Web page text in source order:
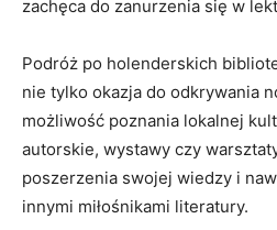
zachęca do zanurzenia się w
Podróż po holenderskich
nie‌ tylko ⁤okazja do odkrywania⁢
możliwość poznania⁢ lokalnej
autorskie, wystawy czy
poszerzenia swojej wiedzy i
innymi miłośnikami literatury.